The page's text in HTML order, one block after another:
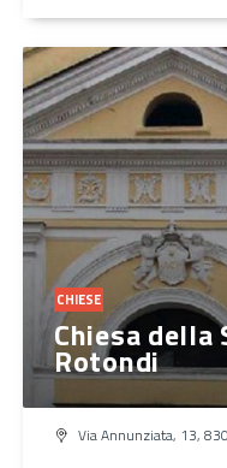
CHIESE
Chiesa della
Rotondi
Via Annunziata, 13,